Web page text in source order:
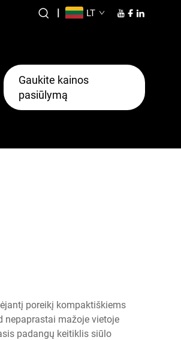
| LT
Gaukite kainos
pasiūlymą
poreikį kompaktiškiems
nepaprastai mažoje vietoje
padangų keitiklis siūlo